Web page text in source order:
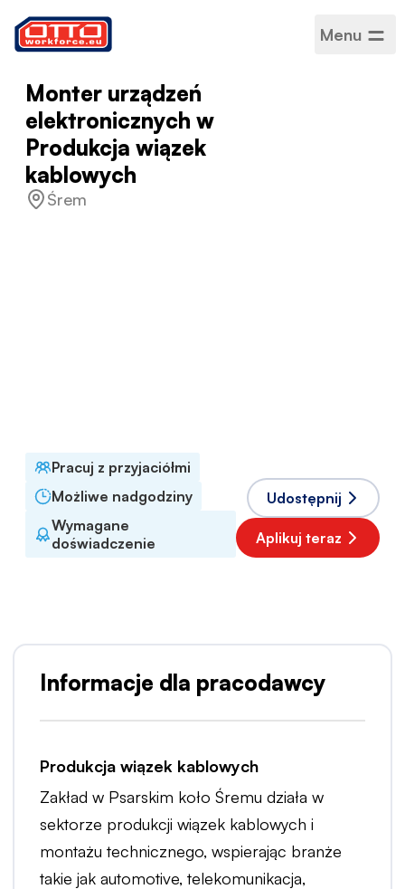
Menu
Monter urządzeń
elektronicznych w
Produkcja wiązek
kablowych
Śrem
Pracuj z przyjaciółmi
Możliwe nadgodziny
Wymagane
doświadczenie
Udostępnij
Aplikuj teraz
Informacje dla pracodawcy
Produkcja wiązek kablowych
Zakład w Psarskim koło Śremu działa w
sektorze produkcji wiązek kablowych i
montażu technicznego, wspierając branże
takie jak automotive, telekomunikacja,